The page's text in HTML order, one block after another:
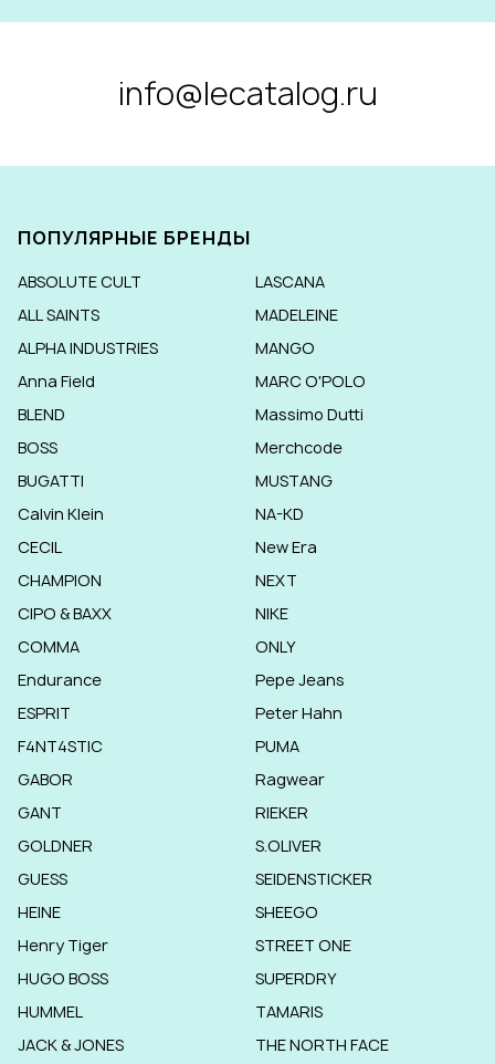
info@lecatalog.ru
ПОПУЛЯРНЫЕ БРЕНДЫ
ABSOLUTE CULT
ALL SAINTS
ALPHA INDUSTRIES
Anna Field
BLEND
BOSS
BUGATTI
Calvin Klein
CECIL
CHAMPION
CIPO & BAXX
COMMA
Endurance
ESPRIT
F4NT4STIC
GABOR
GANT
GOLDNER
GUESS
HEINE
Henry Tiger
HUGO BOSS
HUMMEL
JACK & JONES
LASCANA
MADELEINE
MANGO
MARC O'POLO
Massimo Dutti
Merchcode
MUSTANG
NA-KD
New Era
NEXT
NIKE
ONLY
Pepe Jeans
Peter Hahn
PUMA
Ragwear
RIEKER
S.OLIVER
SEIDENSTICKER
SHEEGO
STREET ONE
SUPERDRY
TAMARIS
THE NORTH FACE